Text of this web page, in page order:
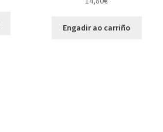
Engadir ao carriño